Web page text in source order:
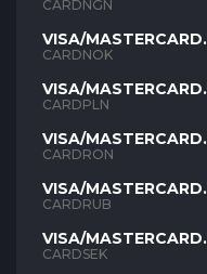
NGN
CARDNGN
VISA/MASTERCARD
NOK
CARDNOK
VISA/MASTERCARD
PLN
CARDPLN
VISA/MASTERCARD
RON
CARDRON
VISA/MASTERCARD
RUB
CARDRUB
VISA/MASTERCARD
SEK
CARDSEK